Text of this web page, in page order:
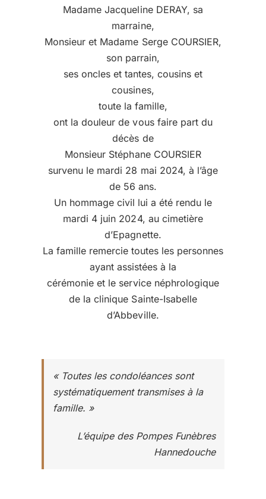
Madame Jacqueline DERAY, sa
marraine,
Monsieur et Madame Serge COURSIER,
son parrain,
ses oncles et tantes, cousins et
cousines,
toute la famille,
ont la douleur de vous faire part du
décès de
Monsieur Stéphane COURSIER
survenu le mardi 28 mai 2024, à l’âge
de 56 ans.
Un hommage civil lui a été rendu le
mardi 4 juin 2024, au cimetière
d’Epagnette.
La famille remercie toutes les personnes
ayant assistées à la
cérémonie et le service néphrologique
de la clinique Sainte-Isabelle
d’Abbeville.
« Toutes les condoléances sont
systématiquement transmises à la
famille. »
L’équipe des Pompes Funèbres
Hannedouche